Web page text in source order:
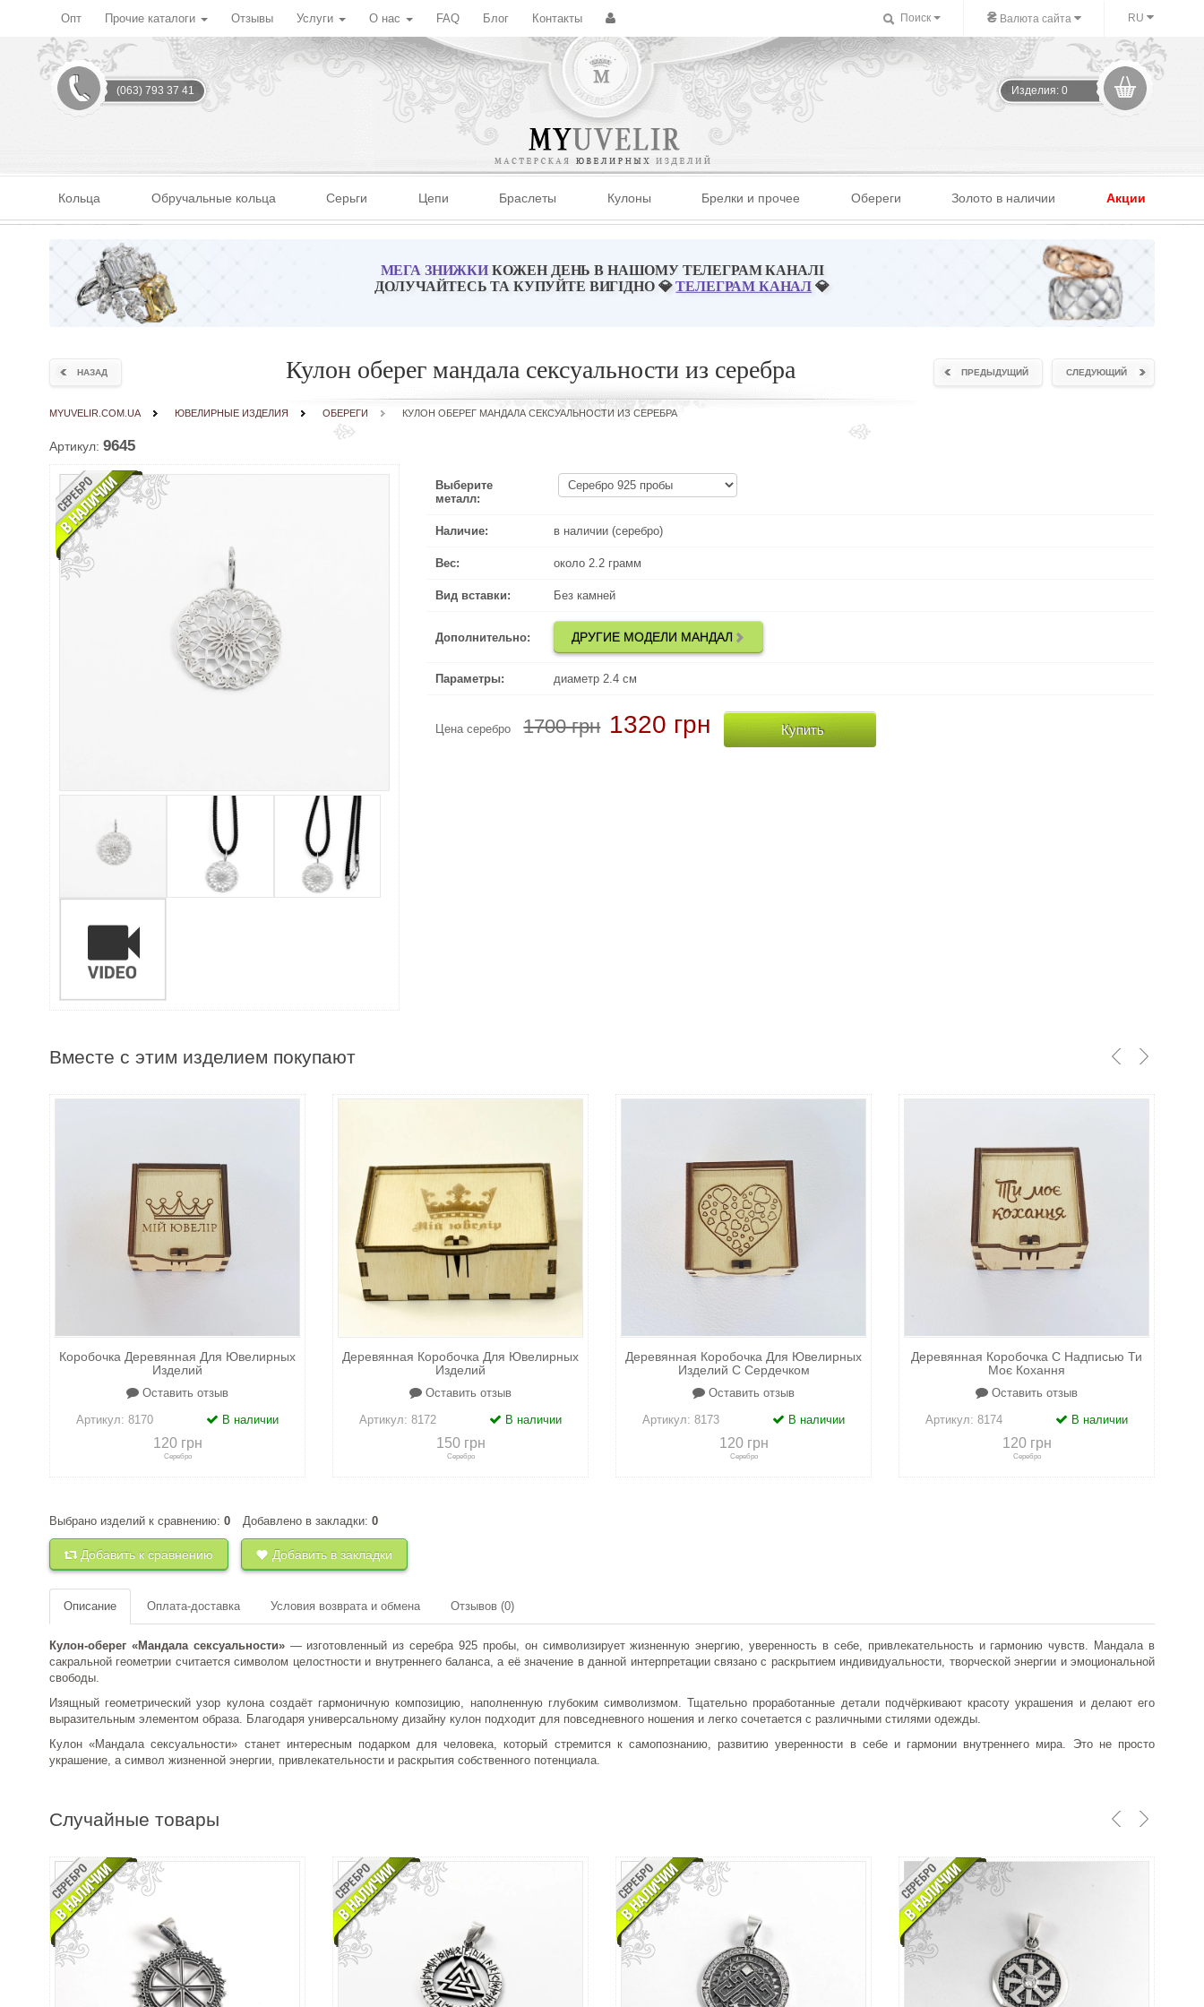
Опт Прочие каталоги Отзывы Услуги О нас FAQ Блог Контакты Поиск ₴ Валюта сайта RU
(063) 793 37 41 Изделия: 0
Кольца Обручальные кольца Серьги Цепи Браслеты Кулоны Брелки и прочее Обереги Золото в наличии Акции
МЕГА ЗНИЖКИКОЖЕН ДЕНЬ В НАШОМУ ТЕЛЕГРАМ КАНАЛІ
ДОЛУЧАЙТЕСЬ ТА КУПУЙТЕ ВИГІДНО 💎ТЕЛЕГРАМ КАНАЛ 💎
НАЗАД СЛЕДУЮЩИЙ
ПРЕДЫДУЩИЙ
Кулон оберег мандала сексуальности из серебра
MYUVELIR.COM.UA ЮВЕЛИРНЫЕ ИЗДЕЛИЯ ОБЕРЕГИ КУЛОН ОБЕРЕГ МАНДАЛА СЕКСУАЛЬНОСТИ ИЗ СЕРЕБРА
Артикул: 9645
Выберите
металл:
Наличие: в наличии (серебро)
Вес: около 2.2 грамм
Вид вставки: Без камней
Дополнительно: ДРУГИЕ МОДЕЛИ МАНДАЛ
Параметры: диаметр 2.4 см
Цена серебро 1700 грн 1320 грн Купить
Вместе с этим изделием покупают
Коробочка Деревянная Для Ювелирных
Изделий
Оставить отзыв
Артикул:8170 В наличии
120 грн
Серебро
+к сравнению +в закладки
Деревянная Коробочка Для Ювелирных
Изделий
Оставить отзыв
Артикул:8172 В наличии
150 грн
Серебро
Деревянная Коробочка Для Ювелирных
Изделий С Сердечком
Оставить отзыв
Артикул:8173 В наличии
120 грн
Серебро
Деревянная Коробочка С Надписью Ти
Моє Кохання
Оставить отзыв
Артикул:8174 В наличии
120 грн
Серебро
Выбрано изделий к сравнению: 0 Добавлено в закладки: 0
Добавить к сравнению Добавить в закладки
Описание Оплата-доставка Условия возврата и обмена Отзывов (0)
Кулон-оберег «Мандала сексуальности»— изготовленный из серебра 925 пробы, он символизирует жизненную энергию, уверенность в себе, привлекательность и гармонию чувств. Мандала в
сакральной геометрии считается символом целостности и внутреннего баланса, а её значение в данной интерпретации связано с раскрытием индивидуальности, творческой энергии и эмоциональной
свободы.
Изящный геометрический узор кулона создаёт гармоничную композицию, наполненную глубоким символизмом. Тщательно проработанные детали подчёркивают красоту украшения и делают его
выразительным элементом образа. Благодаря универсальному дизайну кулон подходит для повседневного ношения и легко сочетается с различными стилями одежды.
Кулон «Мандала сексуальности» станет интересным подарком для человека, который стремится к самопознанию, развитию уверенности в себе и гармонии внутреннего мира. Это не просто
украшение, а символ жизненной энергии, привлекательности и раскрытия собственного потенциала.
Случайные товары